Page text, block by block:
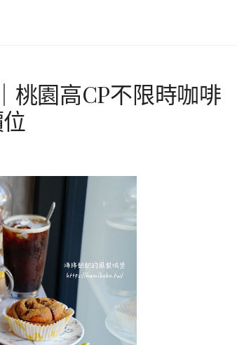
桃園高CP不限時咖啡